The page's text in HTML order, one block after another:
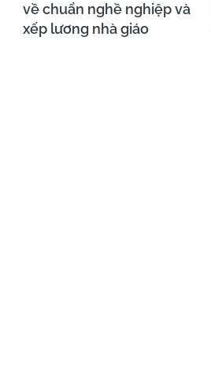
về chuẩn nghề nghiệp và
xếp lương nhà giáo